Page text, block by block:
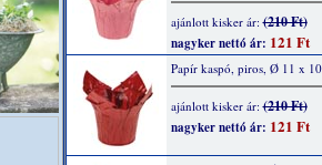
ajánlott kisker ár:(210 Ft)
nagyker nettó ár: 121 Ft
Papír kaspó, piros, Ø 11 x
ajánlott kisker ár:(210 Ft)
nagyker nettó ár: 121 Ft